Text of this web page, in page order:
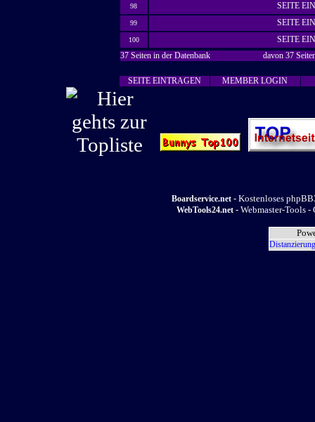
98 SEITE
99 SEITE
100
SEITE
37 Seiten in der Datenbank
davon 37
SEITE EINTRAGEN MEMBER LOGIN
Boardservice.net- Kostenloses
WebTools24.net- Webmaster-Tools -